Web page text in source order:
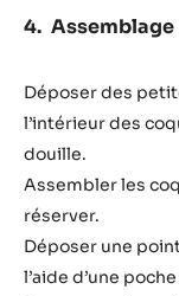
Assemblage
Déposer des
l’intérieur des
douille.
Assembler les
réserver.
Déposer une
l’aide d’une